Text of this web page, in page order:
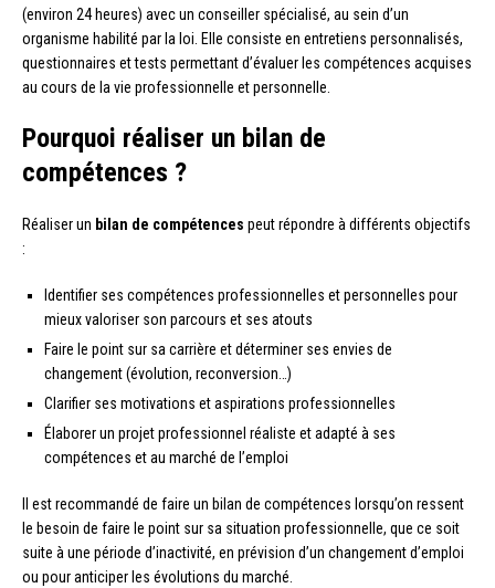
(environ 24 heures) avec un conseiller spécialisé, au sein d’un
organisme habilité par la loi. Elle consiste en entretiens personnalisés,
questionnaires et tests permettant d’évaluer les compétences acquises
au cours de la vie professionnelle et personnelle.
Pourquoi réaliser un bilan de
compétences ?
Réaliser un bilan de compétences peut répondre à différents objectifs
:
Identifier ses compétences professionnelles et personnelles pour
mieux valoriser son parcours et ses atouts
Faire le point sur sa carrière et déterminer ses envies de
changement (évolution, reconversion…)
Clarifier ses motivations et aspirations professionnelles
Élaborer un projet professionnel réaliste et adapté à ses
compétences et au marché de l’emploi
Il est recommandé de faire un bilan de compétences lorsqu’on ressent
le besoin de faire le point sur sa situation professionnelle, que ce soit
suite à une période d’inactivité, en prévision d’un changement d’emploi
ou pour anticiper les évolutions du marché.